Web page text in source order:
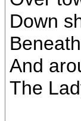
Down
And
The